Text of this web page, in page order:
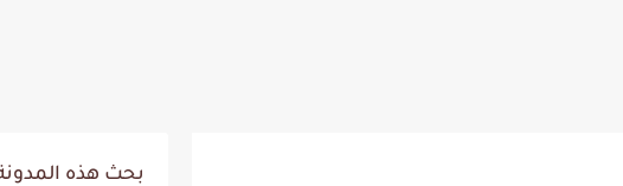
بحث هذه المدونة